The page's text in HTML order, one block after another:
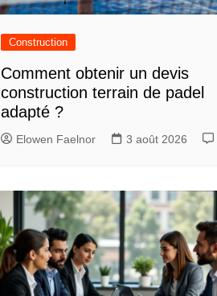
Construction
Comment obtenir un devis
construction terrain de padel
adapté ?
Elowen Faelnor 3 août 2026